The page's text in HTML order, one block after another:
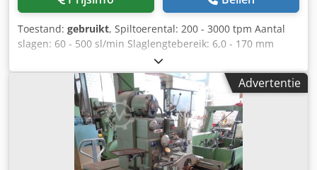
Toestand: gebruikt, Spiltoerental: 200 - 3000 tpm Aantal
slagen: 60 - 500 sl/min Slaglengtebereik: 6,0 - 170 mm
Dsdsxy Ikzspfx Ah Aewa Gewicht: 800 kg Alle gegevens
zonder garantie.
Advertentie